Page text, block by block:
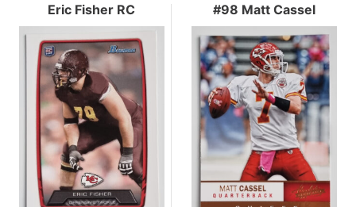
Eric Fisher RC
#98 Matt Cassel